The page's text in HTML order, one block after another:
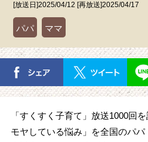
[放送日]2025/04/12 [再放送]2025/04/17
パパ ママ
「すくすく子育て」放送1000回
モヤしている悩み」を全国のパ